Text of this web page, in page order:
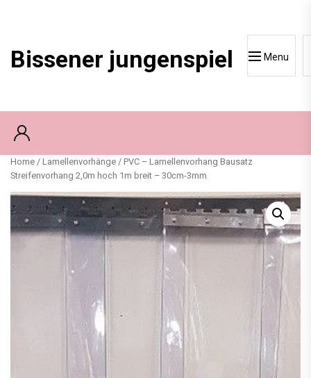
Bissener jungenspiel Menu
Home / Lamellenvorhänge / PVC – Lamellenvorhang Bausatz
Streifenvorhang 2,0m hoch 1m breit – 30cm-3mm